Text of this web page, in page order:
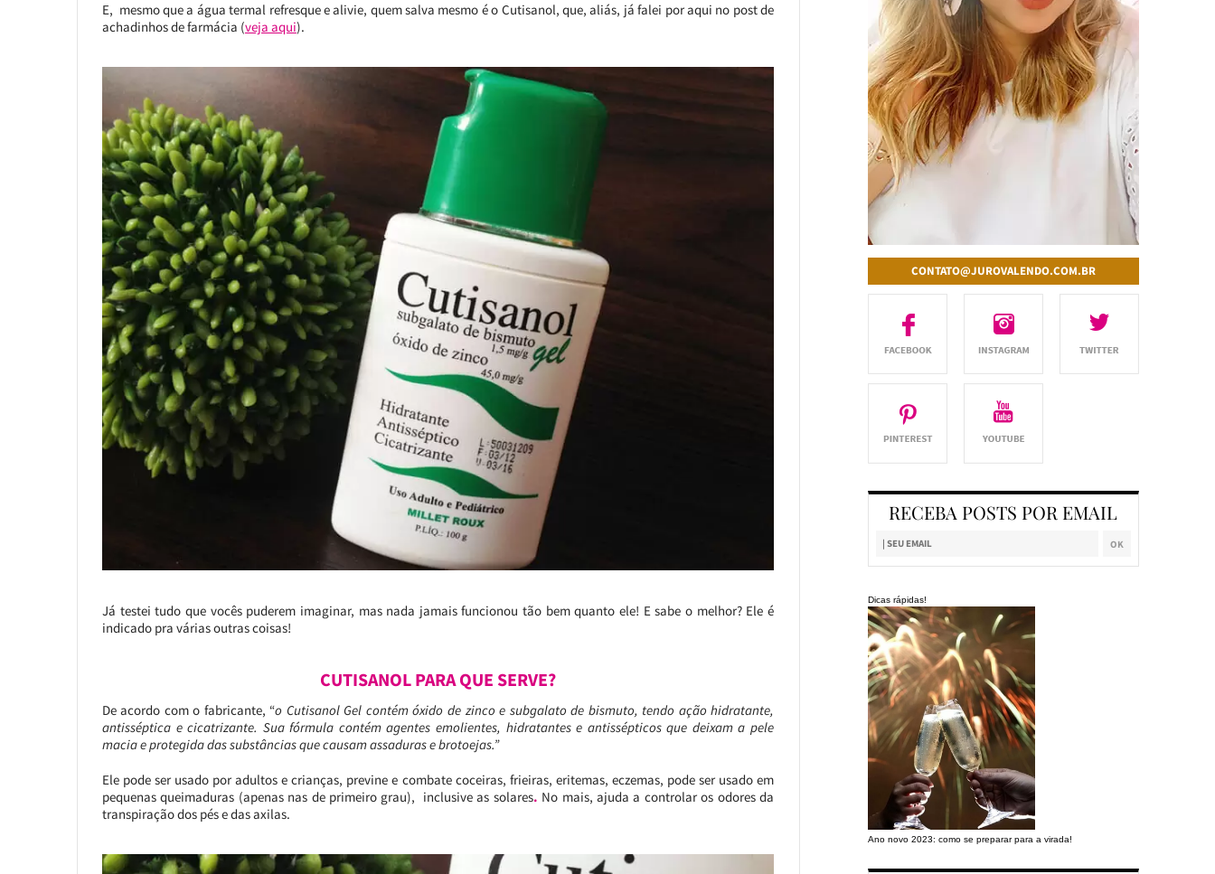
E, mesmo que a água termal refresque e alivie, quem salva mesmo é o Cutisanol, que, aliás, já falei por aqui no post de
achadinhos de farmácia (veja aqui).
Já testei tudo que vocês puderem imaginar, mas nada jamais funcionou tão bem quanto ele! E sabe o melhor? Ele é
indicado pra várias outras coisas!
CUTISANOL PARA QUE SERVE?
De acordo com o fabricante, “o Cutisanol Gel contém óxido de zinco e subgalato de bismuto, tendo ação hidratante,
antisséptica e cicatrizante. Sua fórmula contém agentes emolientes, hidratantes e antissépticos que deixam a pele
macia e protegida das substâncias que causam assaduras e brotoejas.”
Ele pode ser usado por adultos e crianças, previne e combate coceiras, frieiras, eritemas, eczemas, pode ser usado em
pequenas queimaduras (apenas nas de primeiro grau), inclusive as solares. No mais, ajuda a controlar os odores da
transpiração dos pés e das axilas.
CONTATO@JUROVALENDO.COM.BR
RECEBA POSTS POR EMAIL
Dicas rápidas!
Ano novo 2023: como se preparar para a virada!